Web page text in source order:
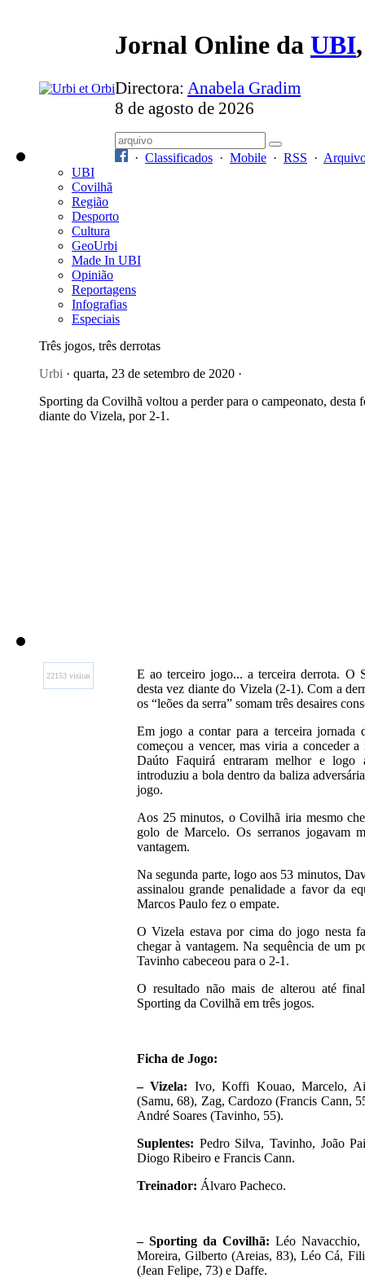
Jornal Online da UBI
Directora: Anabela Gradim
8 de agosto de 2026
· Classificados · Mobile · RSS ·
UBI
Covilhã
Região
Desporto
Cultura
GeoUrbi
Made In UBI
Opinião
Reportagens
Infografias
Especiais
Três jogos, três derrotas
Urbi · quarta, 23 de setembro de 2020 ·
Sporting da Covilhã voltou a perder para o campeonato, desta
diante do Vizela, por 2-1.
22153 visitas
E ao terceiro jogo... a terceira derrota. O
desta vez diante do Vizela (2-1). Com a
os “leões da serra” somam três desaires
Em jogo a contar para a terceira
começou a vencer, mas viria a conceder
Daúto Faquirá entraram melhor e
introduziu a bola dentro da baliza
jogo.
Aos 25 minutos, o Covilhã iria mesmo
golo de Marcelo. Os serranos jogavam
vantagem.
Na segunda parte, logo aos 53 minutos,
assinalou grande penalidade a favor da
Marcos Paulo fez o empate.
O Vizela estava por cima do jogo nesta
chegar à vantagem. Na sequência de um
Tavinho cabeceou para o 2-1.
O resultado não mais de alterou até
Sporting da Covilhã em três jogos.
Ficha de Jogo:
– Vizela: Ivo, Koffi Kouao, Marcelo,
(Samu, 68), Zag, Cardozo (Francis Cann,
André Soares (Tavinho, 55).
Suplentes: Pedro Silva, Tavinho, João
Diogo Ribeiro e Francis Cann.
Treinador: Álvaro Pacheco.
– Sporting da Covilhã: Léo Navacchio,
Moreira, Gilberto (Areias, 83), Léo Cá,
(Jean Felipe, 73) e Daffe.